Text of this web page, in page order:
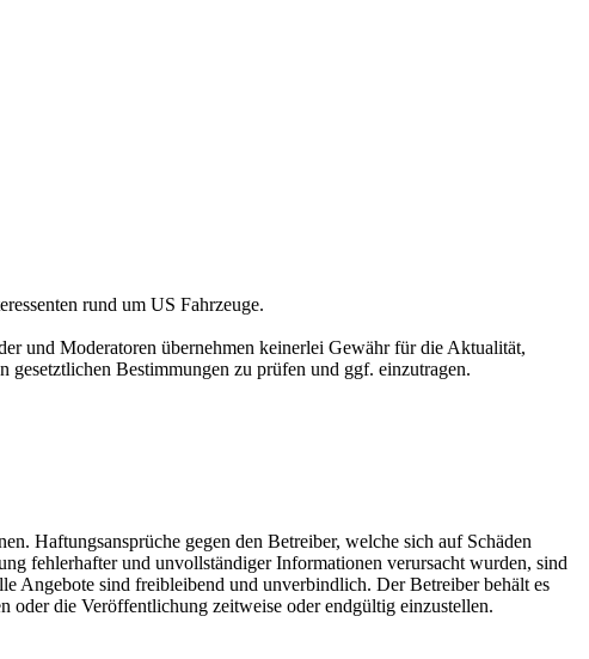
rund um US Fahrzeuge.
und Moderatoren übernehmen keinerlei Gewähr für die Aktualität,
Bestimmungen zu prüfen und ggf. einzutragen.
Haftungsansprüche gegen den Betreiber, welche sich auf Schäden
fehlerhafter und unvollständiger Informationen verursacht wurden, sind
Angebote sind freibleibend und unverbindlich. Der Betreiber behält es
oder die Veröffentlichung zeitweise oder endgültig einzustellen.